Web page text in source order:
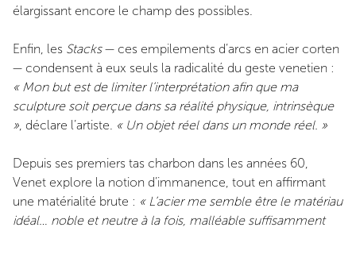
élargissant encore le champ des possibles.
Enfin, les Stacks— ces empilements d’arcs en acier corten
— condensent à eux seuls la radicalité du geste venetien :
« Mon but est de limiter l’interprétation afin que ma
sculpture soit perçue dans sa réalité physique, intrinsèque
» , déclare l’artiste. « Un objet réel dans un monde réel. »
Depuis ses premiers tas charbon dans les années 60,
Venet explore la notion d’immanence, tout en affirmant
une matérialité brute : « L’acier me semble être le matériau
idéal… noble et neutre à la fois, malléable suffisamment